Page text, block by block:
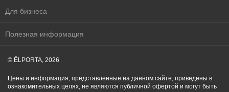
Для бизнеса
Полезная информация
© ĒLPORTA, 2026
Цены и информация, представленные на данном сайте, приведены в
ознакомительных целях, не являются публичной офертой и могут быть